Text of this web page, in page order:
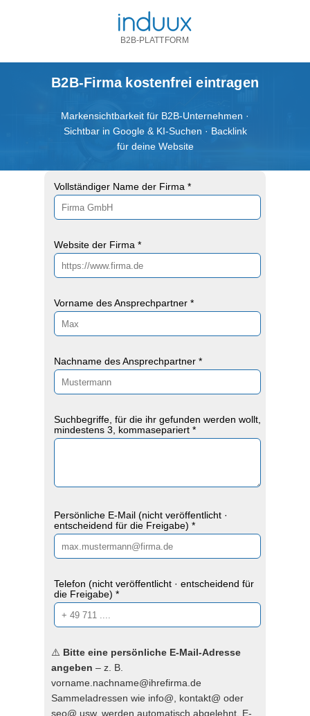
B2B-Firma kostenfrei eintragen
B2B-PLATTFORM
Vollständiger Name der Firma *
Website der Firma *
Vorname des Ansprechpartner *
Nachname des Ansprechpartner *
Suchbegriffe, für die ihr gefunden werden wollt,
mindestens 3, kommasepariert *
Persönliche E-Mail (nicht veröffentlicht ·
entscheidend für die Freigabe) *
Telefon (nicht veröffentlicht · entscheidend für
die Freigabe) *
⚠️ Bitte eine persönliche E-Mail-Adresse
angeben – z. B.
vorname.nachname@ihrefirma.de
Sammeladressen wie info@, kontakt@ oder
seo@ usw. werden automatisch abgelehnt. E-
Markensichtbarkeit für B2B-Unternehmen ·
Sichtbar in Google & KI-Suchen · Backlink
für deine Website